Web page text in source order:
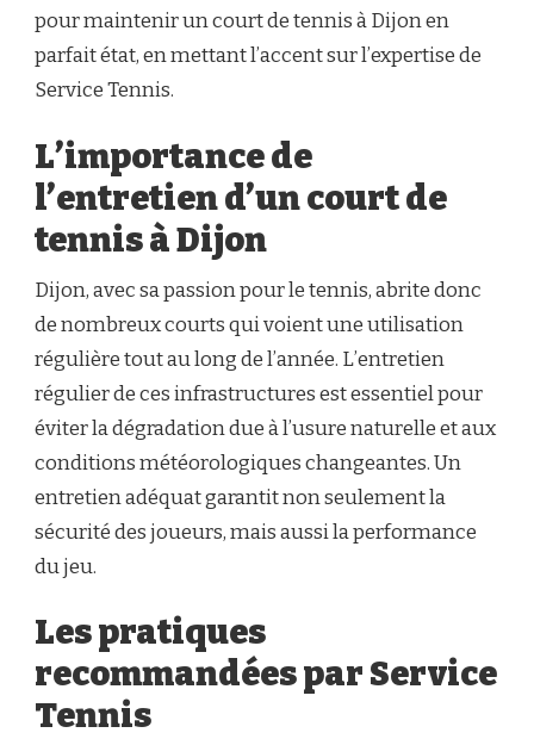
pour maintenir un court de tennis à Dijon en
parfait état, en mettant l’accent sur l’expertise de
Service Tennis.
L’importance de
l’entretien d’un court de
tennis à Dijon
Dijon, avec sa passion pour le tennis, abrite donc
de nombreux courts qui voient une utilisation
régulière tout au long de l’année. L’entretien
régulier de ces infrastructures est essentiel pour
éviter la dégradation due à l’usure naturelle et aux
conditions météorologiques changeantes. Un
entretien adéquat garantit non seulement la
sécurité des joueurs, mais aussi la performance
du jeu.
Les pratiques
recommandées par Service
Tennis